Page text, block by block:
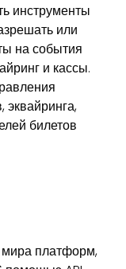
инструменты
или
на события
и кассы.
билетов
платформ,